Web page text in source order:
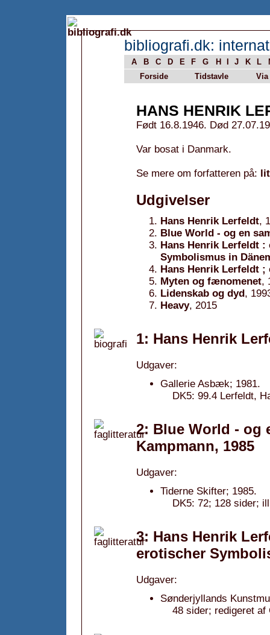
bibliografi.dk:
A B C D E F G H J K L
Forside
Tidstavle Via
HANS HENRIK
Født 16.8.1946. Død
Var bosat i Danmark.
Se mere om forfatteren på:
Udgivelser
Hans Henrik Lerfeldt,
Blue World - og en
Hans Henrik Lerfeldt
Symbolismus in
Hans Henrik Lerfeldt
Myten og fænomenet,
Lidenskab og dyd,
Heavy, 2015
1: Hans Henrik
Udgaver:
Gallerie Asbæk; 1981.
DK5: 99.4 Lerfeldt,
2: Blue World - og
Kampmann, 1985
Udgaver:
Tiderne Skifter; 1985.
DK5: 72; 128 sider;
3: Hans Henrik
erotischer
Udgaver:
Sønderjyllands
48 sider; redigeret af